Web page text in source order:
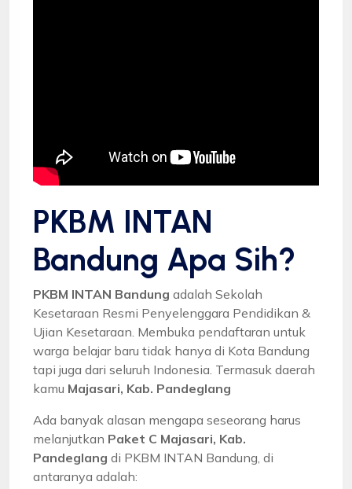
PKBM INTAN
Bandung Apa Sih?
PKBM INTAN Bandung adalah Sekolah
Kesetaraan Resmi Penyelenggara Pendidikan &
Ujian Kesetaraan. Membuka pendaftaran untuk
warga belajar baru tidak hanya di Kota Bandung
tapi juga dari seluruh Indonesia. Termasuk daerah
kamu Majasari, Kab. Pandeglang
Ada banyak alasan mengapa seseorang harus
melanjutkan Paket C Majasari, Kab.
Pandeglang di PKBM INTAN Bandung, di
antaranya adalah: